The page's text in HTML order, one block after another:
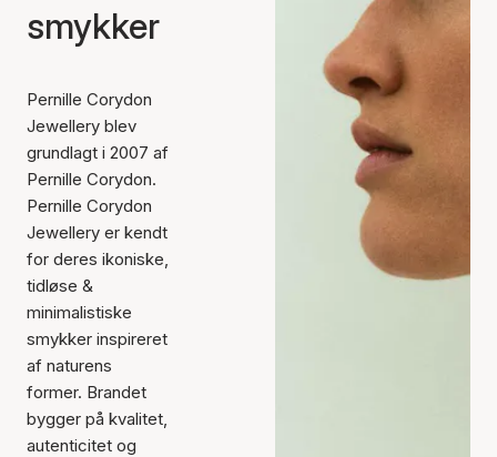
smykker
Pernille Corydon
Jewellery blev
grundlagt i 2007 af
Pernille Corydon.
Pernille Corydon
Jewellery er kendt
for deres ikoniske,
tidløse &
minimalistiske
smykker inspireret
af naturens
former. Brandet
bygger på kvalitet,
autenticitet og